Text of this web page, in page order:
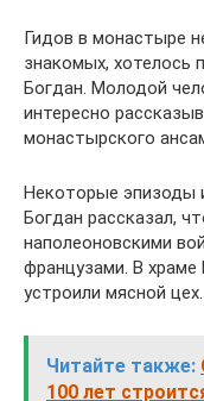
Гидов в монастыре
знакомых, хотелось
Богдан. Молодой
интересно
монастырского
Некоторые эпизоды
Богдан рассказал,
наполеоновскими
французами. В
устроили мясной цех.
Читайте также:
100 лет